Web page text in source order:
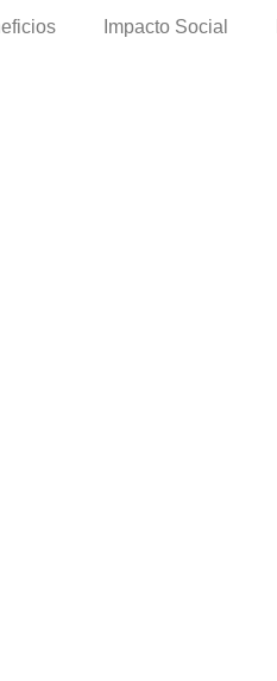
Impacto Social